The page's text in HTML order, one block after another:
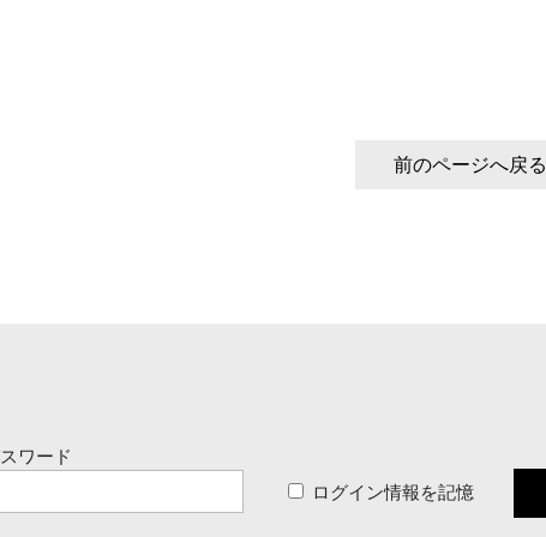
前のページへ戻る
ワード
ログイン情報を記憶